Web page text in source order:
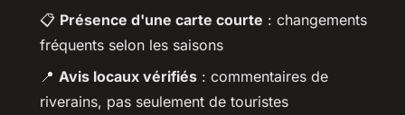
📋 Présence d'une carte courte : changements
fréquents selon les saisons
📍 Avis locaux vérifiés : commentaires de
riverains, pas seulement de touristes